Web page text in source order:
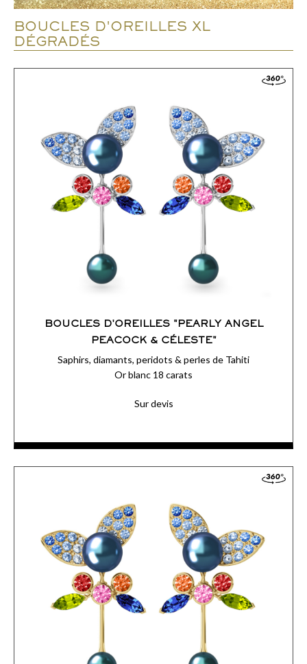
ACCÉDER AUX DÉTAILS
BOUCLES D'OREILLES XL
DÉGRADÉS
BOUCLES D'OREILLES "PEARLY ANGEL
PEACOCK & CÉLESTE"
Saphirs, diamants, peridots & perles de Tahiti
Or blanc 18 carats
Sur devis
COMMANDER